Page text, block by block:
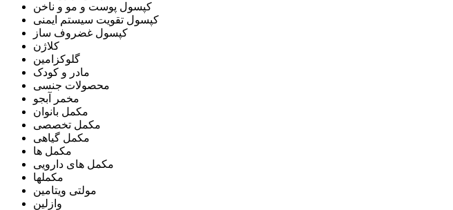
کپسول پوست و مو و ناخن
کپسول تقویت سیستم ایمنی
کپسول غضروف ساز
کلاژن
گلوکزامین
مادر و کودک
محصولات جنسی
مخمر آبجو
مکمل بانوان
مکمل تخصصی
مکمل گیاهی
مکمل ها
مکمل های دارویی
مکملها
مولتی ویتامین
وازلین